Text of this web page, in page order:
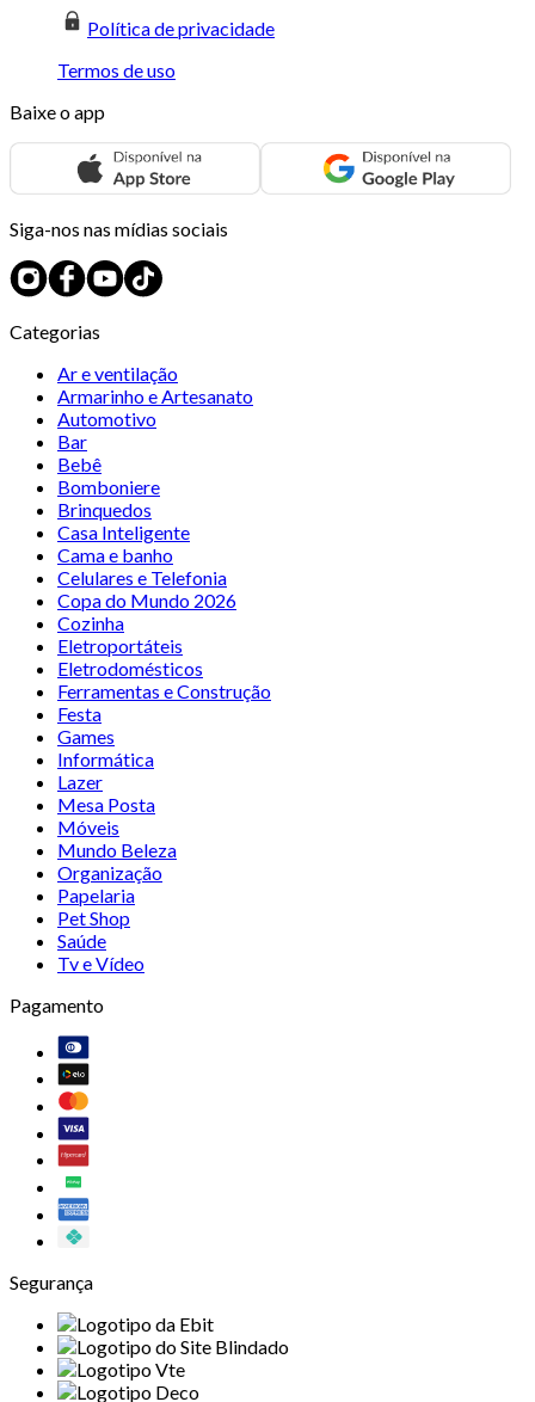
Política de privacidade
Termos de uso
Baixe o app
Siga-nos nas mídias sociais
Categorias
Ar e ventilação
Armarinho e Artesanato
Automotivo
Bar
Bebê
Bomboniere
Brinquedos
Casa Inteligente
Cama e banho
Celulares e Telefonia
Copa do Mundo 2026
Cozinha
Eletroportáteis
Eletrodomésticos
Ferramentas e Construção
Festa
Games
Informática
Lazer
Mesa Posta
Móveis
Mundo Beleza
Organização
Papelaria
Pet Shop
Saúde
Tv e Vídeo
Pagamento
Segurança